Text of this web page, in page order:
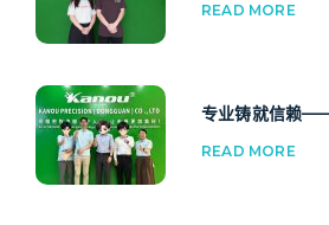
READ MORE
专业铸就信赖
READ MORE